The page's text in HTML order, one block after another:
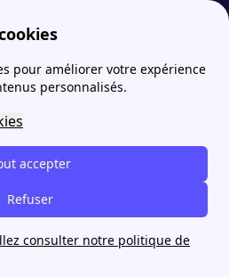
pour améliorer votre expérience
personnalisés.
accepter
Refuser
consulter notre politique de
papernest
dernières news pour
votre quotidien :
box internet,